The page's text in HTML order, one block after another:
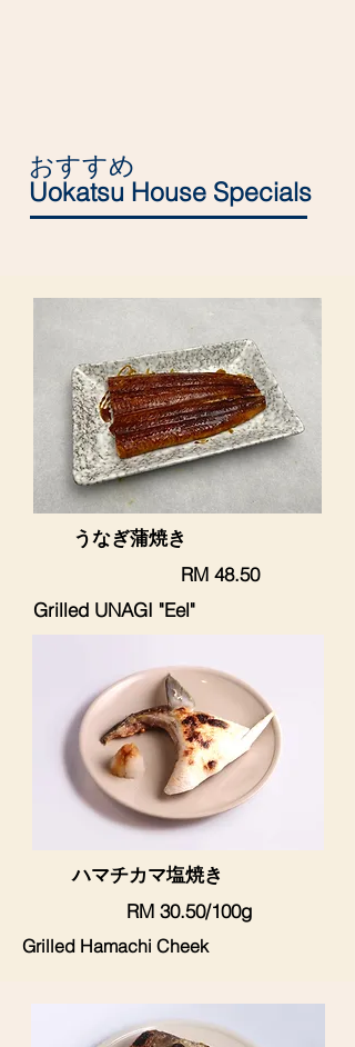
おすすめ
Uokatsu House Specials
​うなぎ蒲焼き
RM 48.50
Grilled UNAGI "Eel"
ハマチカマ塩焼き
RM 30.50/100g
Grilled Hamachi Cheek